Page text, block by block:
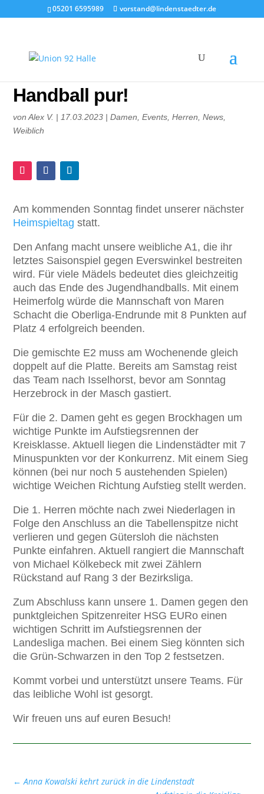
05201 6595989 vorstand@lindenstaedter.de
Handball pur!
vonAlex V. | 17.03.2023 |Damen ,Events ,Herren ,News
Weiblich
Am kommenden Sonntag findet unserer nächster
Heimspieltag statt.
Den Anfang macht unsere weibliche A1, die ihr
letztes Saisonspiel gegen Everswinkel bestreiten
wird. Für viele Mädels bedeutet dies gleichzeitig
auch das Ende des Jugendhandballs. Mit einem
Heimerfolg würde die Mannschaft von Maren
Schacht die Oberliga-Endrunde mit 8 Punkten auf
Platz 4 erfolgreich beenden.
Die gemischte E2 muss am Wochenende gleich
doppelt auf die Platte. Bereits am Samstag reist
das Team nach Isselhorst, bevor am Sonntag
Herzebrock in der Masch gastiert.
Für die 2. Damen geht es gegen Brockhagen um
wichtige Punkte im Aufstiegsrennen der
Kreisklasse. Aktuell liegen die Lindenstädter mit 7
Minuspunkten vor der Konkurrenz. Mit einem Sieg
können (bei nur noch 5 austehenden Spielen)
wichtige Weichen Richtung Aufstieg stellt werden.
Die 1. Herren möchte nach zwei Niederlagen in
Folge den Anschluss an die Tabellenspitze nicht
verlieren und gegen Gütersloh die nächsten
Punkte einfahren. Aktuell rangiert die Mannschaft
von Michael Kölkebeck mit zwei Zählern
Rückstand auf Rang 3 der Bezirksliga.
Zum Abschluss kann unsere 1. Damen gegen den
punktgleichen Spitzenreiter HSG EURo einen
wichtigen Schritt im Aufstiegsrennen der
Landesliga machen. Bei einem Sieg könnten sich
die Grün-Schwarzen in den Top 2 festsetzen.
Kommt vorbei und unterstützt unsere Teams. Für
das leibliche Wohl ist gesorgt.
Wir freuen uns auf euren Besuch!
←Anna Kowalski kehrt zurück in die Lindenstadt